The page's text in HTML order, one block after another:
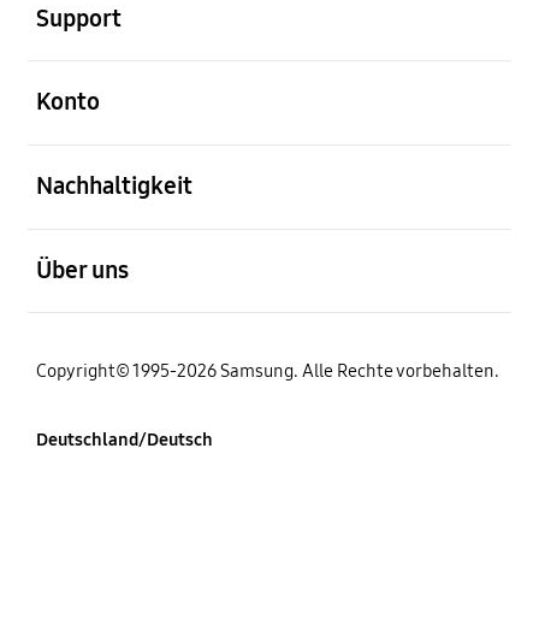
Support
Konto
Nachhaltigkeit
Über uns
Copyright© 1995-2026 Samsung. Alle Rechte vorbehalten.
Deutschland/Deutsch